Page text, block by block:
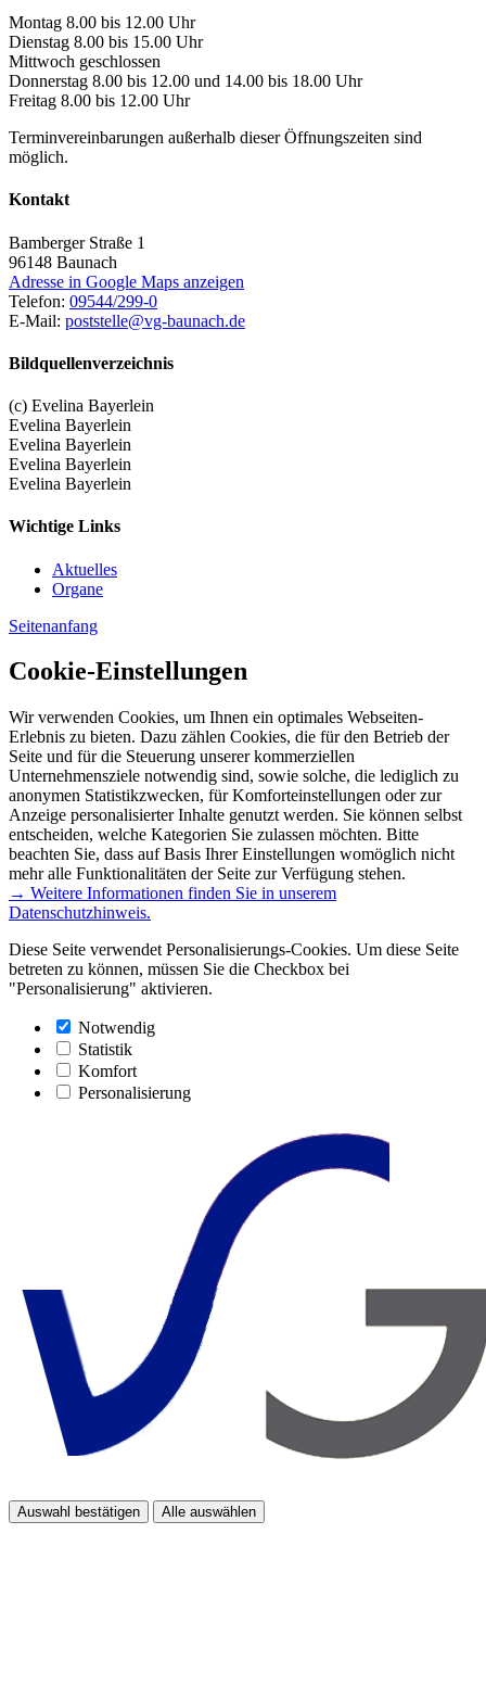
Montag 8.00 bis 12.00 Uhr
Dienstag 8.00 bis 15.00 Uhr
Mittwoch geschlossen
Donnerstag 8.00 bis 12.00 und 14.00 bis 18.00 Uhr
Freitag 8.00 bis 12.00 Uhr
Terminvereinbarungen außerhalb dieser Öffnungszeiten sind
möglich.
Kontakt
Bamberger Straße 1
96148 Baunach
Adresse in Google Maps anzeigen
Telefon: 09544/299-0
E-Mail: poststelle@vg-baunach.de
Bildquellenverzeichnis
(c) Evelina Bayerlein
Evelina Bayerlein
Evelina Bayerlein
Evelina Bayerlein
Evelina Bayerlein
Wichtige Links
Aktuelles
Organe
Seitenanfang
Cookie-Einstellungen
Wir verwenden Cookies, um Ihnen ein optimales Webseiten-
Erlebnis zu bieten. Dazu zählen Cookies, die für den Betrieb der
Seite und für die Steuerung unserer kommerziellen
Unternehmensziele notwendig sind, sowie solche, die lediglich zu
anonymen Statistikzwecken, für Komforteinstellungen oder zur
Anzeige personalisierter Inhalte genutzt werden. Sie können selbst
entscheiden, welche Kategorien Sie zulassen möchten. Bitte
beachten Sie, dass auf Basis Ihrer Einstellungen womöglich nicht
mehr alle Funktionalitäten der Seite zur Verfügung stehen.
→ Weitere Informationen finden Sie in unserem
Datenschutzhinweis.
Diese Seite verwendet Personalisierungs-Cookies. Um diese Seite
betreten zu können, müssen Sie die Checkbox bei
"Personalisierung" aktivieren.
Notwendig
Statistik
Komfort
Personalisierung
Auswahl bestätigen Alle auswählen